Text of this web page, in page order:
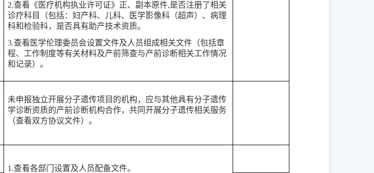
2.查看《医疗机构执业许可证》正、副本原件,是否注册了相关
诊疗科目（包括：妇产科、儿科、医学影像科（超声）、病理
科和检验科，是否具有助产技术资质。
3.查看医学伦理委员会设置文件及人员组成相关文件（包括章
程、工作制度等有关材料及产前筛查与产前诊断相关工作情况
和记录）。
未申报独立开展分子遗传项目的机构，应与其他具有分子遗传
学诊断资质的产前诊断机构合作，共同开展分子遗传相关服务
（查看双方协议文件）。
1 .查看各部门设置及人员配备文件。